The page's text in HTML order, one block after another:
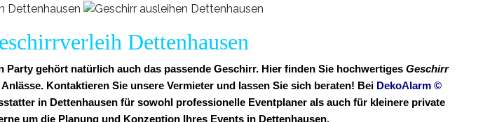
Dettenhausen
gehört natürlich auch das passende Geschirr. Hier finden Sie hochwertiges Geschirr
Kontaktieren Sie unsere Vermieter und lassen Sie sich beraten! Bei DekoAlarm ©
in Dettenhausen für sowohl professionelle Eventplaner als auch für kleinere private
um die Planung und Konzeption Ihres Events in Dettenhausen.